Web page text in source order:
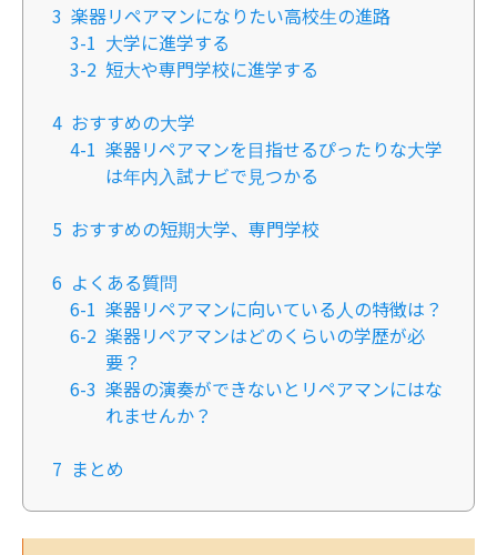
3 楽器リペアマンになりたい高校生の進路
3-1 大学に進学する
3-2 短大や専門学校に進学する
4 おすすめの大学
4-1 楽器リペアマンを目指せるぴったりな大学
は年内入試ナビで見つかる
5 おすすめの短期大学、専門学校
6 よくある質問
6-1 楽器リペアマンに向いている人の特徴は？
6-2 楽器リペアマンはどのくらいの学歴が必
要？
6-3 楽器の演奏ができないとリペアマンにはな
れませんか？
7 まとめ